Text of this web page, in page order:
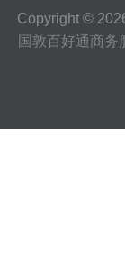
Copyright ©
国敦百好通商务